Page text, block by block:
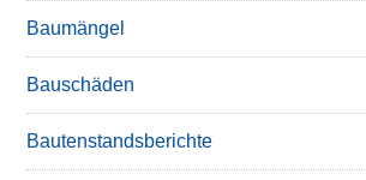
Baumängel
Bauschäden
Bautenstandsberichte